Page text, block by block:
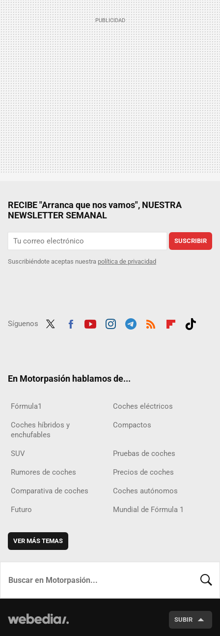
RECIBE "Arranca que nos vamos", NUESTRA
NEWSLETTER SEMANAL
SUSCRIBIR
Suscribiéndote aceptas nuestra política de privacidad
Síguenos
En Motorpasión hablamos de...
Fórmula1 Coches eléctricos
Coches híbridos y
enchufables
Compactos
SUV Pruebas de coches
Rumores de coches Precios de coches
Comparativa de coches Coches autónomos
Futuro Mundial de Fórmula 1
VER MÁS TEMAS
SUBIR